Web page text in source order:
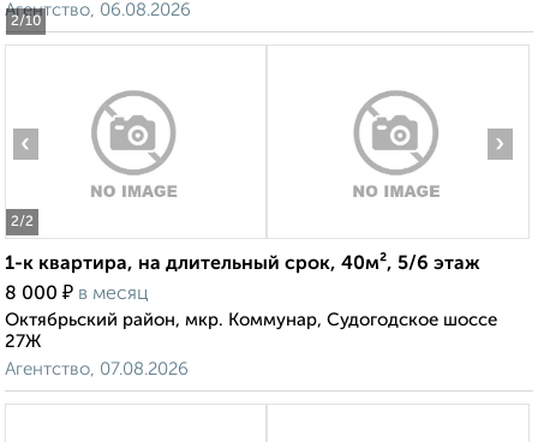
2/10
Агентство, 06.08.2026
2/2
‹ ›
1-к квартира, на длительный срок, 40м², 5/6 этаж
8 000 ₽ в месяц
Октябрьский район, мкр. Коммунар, Судогодское шоссе
27Ж
Агентство, 07.08.2026